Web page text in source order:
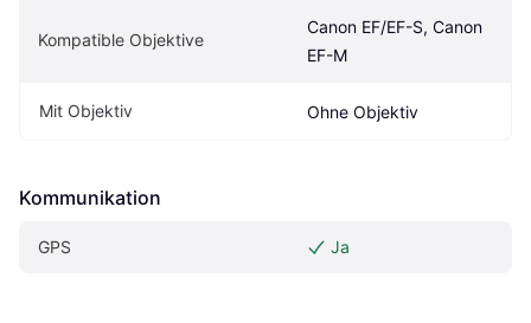
Kompatible Objektive
Canon EF/EF-S, Canon
EF-M
Mit Objektiv Ohne Objektiv
Kommunikation
GPS Ja